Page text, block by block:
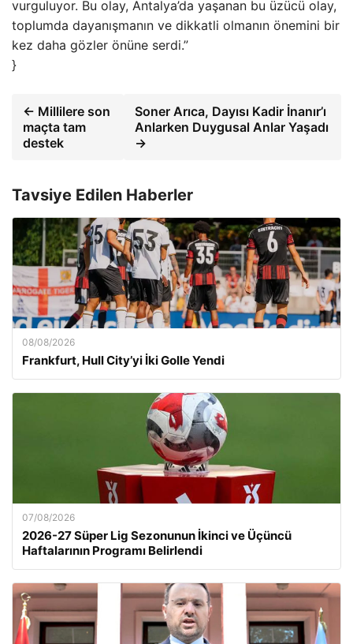
vurguluyor. Bu olay, Antalya’da yaşanan bu üzücü olay,
toplumda dayanışmanın ve dikkatli olmanın önemini bir
kez daha gözler önüne serdi.”
}
← Millilere son
maçta tam
destek
Soner Arıca, Dayısı Kadir İnanır’ı
Anlarken Duygusal Anlar Yaşadı
→
Tavsiye Edilen Haberler
08/08/2026
Frankfurt, Hull City’yi İki Golle Yendi
07/08/2026
2026-27 Süper Lig Sezonunun İkinci ve Üçüncü
Haftalarının Programı Belirlendi